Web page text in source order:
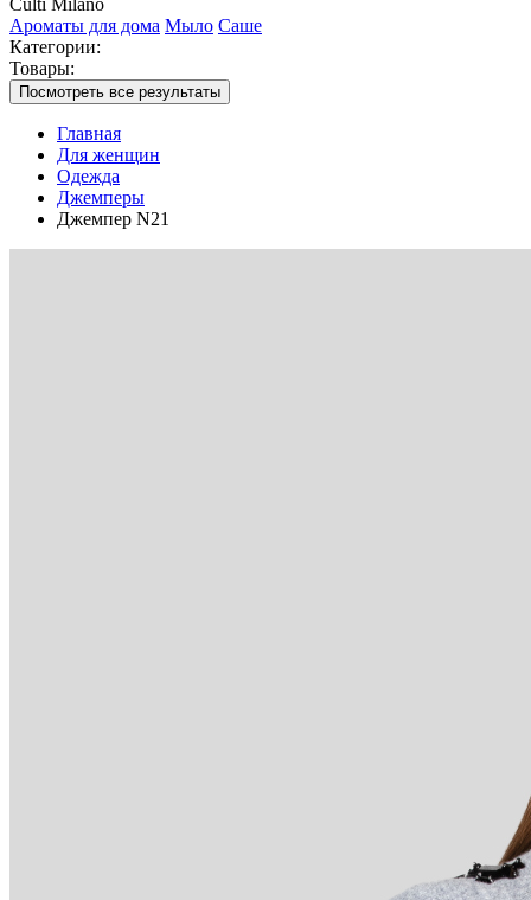
Culti Milano
Ароматы для дома Мыло Саше
Категории:
Товары:
Посмотреть все результаты
Главная
Для женщин
Одежда
Джемперы
Джемпер N21